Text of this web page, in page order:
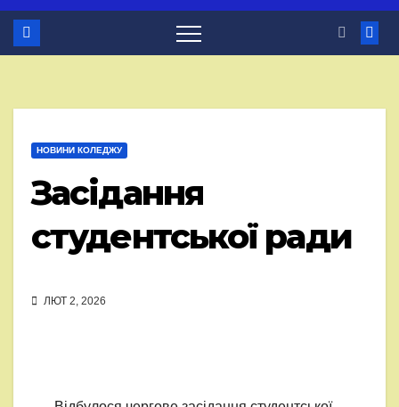
НОВИНИ КОЛЕДЖУ
Засідання
студентської ради
ЛЮТ 2, 2026